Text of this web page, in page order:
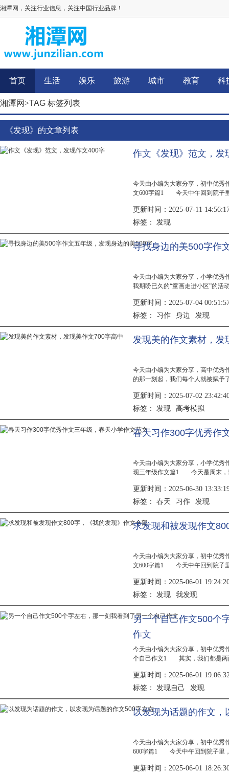
湘潭网，关注行业信息，关注中国行业品牌！
首页 生活 娱乐 旅游 城市 教育 科
湘潭网>TAG 标签列表
《发现》的文章列表
作文《发现》范文，发
今天由小编为大家分享，初中优
文600字篇1 今天中午回到院子里
起...
更新时间：2025-07-11
标签： 发现
寻找身边的美500字作
今天由小编为大家分享，小学优秀
我期盼已久的“童画走进小区”的活
的...
更新时间：2025-07-04
标签： 习作 身边 发现
发现美的作文素材，发
今天由小编为大家分享，高中优秀
的那一刻起，我们每个人就被赋予
中。因...
更新时间：2025-07-02
标签： 发现 高考模拟
春天习作300字优秀作
今天由小编为大家分享，小学优
现三年级作文篇1 今天是周末，
草。 我和...
更新时间：2025-06-30
标签： 春天 习作 发现
求发现和被发现作文
今天由小编为大家分享，初中优
文600字篇1 今天中午回到院子里
起...
更新时间：2025-06-01
标签： 发现 我发现
另一个自己作文500个
作文
今天由小编为大家分享，初中优
个自己作文1 其实，我们都是两
巧的...
更新时间：2025-06-01
标签： 发现自己 发现
以发现为话题的作文，
今天由小编为大家分享，初中优
600字篇1 今天中午回到院子里，
起的...
更新时间：2025-06-01